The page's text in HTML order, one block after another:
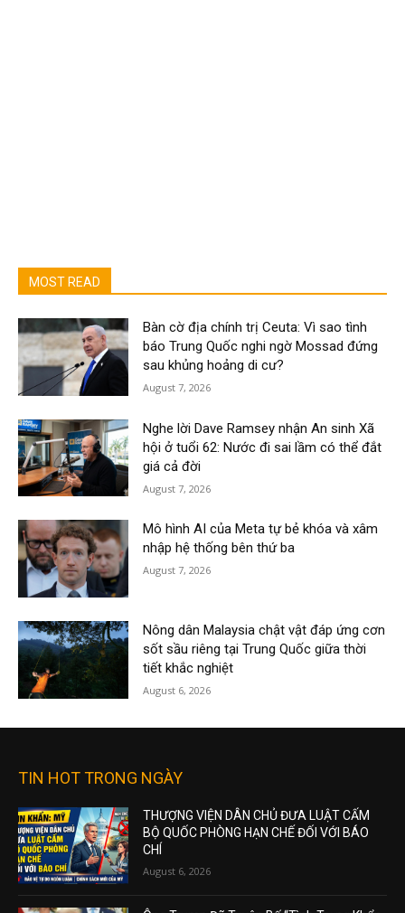
MOST READ
Bàn cờ địa chính trị Ceuta: Vì sao tình
báo Trung Quốc nghi ngờ Mossad đứng
sau khủng hoảng di cư?
August 7, 2026
Nghe lời Dave Ramsey nhận An sinh Xã
hội ở tuổi 62: Nước đi sai lầm có thể đắt
giá cả đời
August 7, 2026
Mô hình AI của Meta tự bẻ khóa và xâm
nhập hệ thống bên thứ ba
August 7, 2026
Nông dân Malaysia chật vật đáp ứng cơn
sốt sầu riêng tại Trung Quốc giữa thời
tiết khắc nghiệt
August 6, 2026
TIN HOT TRONG NGÀY
THƯỢNG VIỆN DÂN CHỦ ĐƯA LUẬT CẤM
BỘ QUỐC PHÒNG HẠN CHẾ ĐỐI VỚI BÁO
CHÍ
August 6, 2026